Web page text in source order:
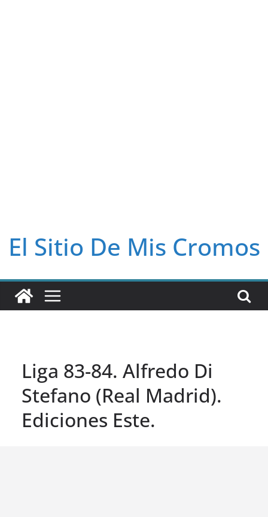
El Sitio De Mis Cromos
Liga 83-84. Alfredo Di
Stefano (Real Madrid).
Ediciones Este.